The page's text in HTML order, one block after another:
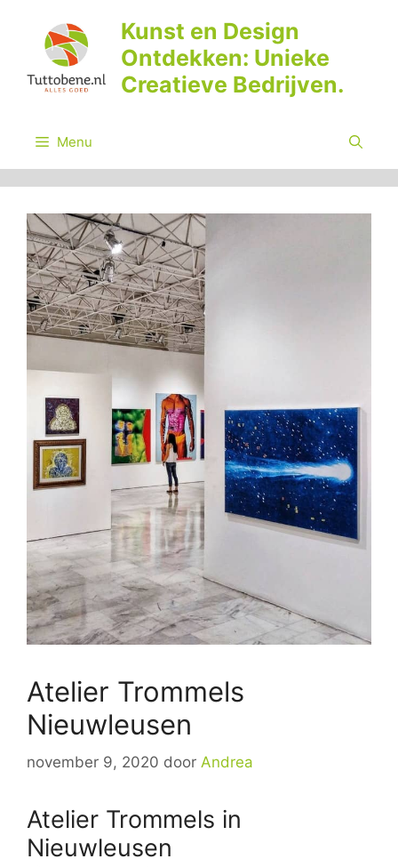
inhoud
Kunst en Design
Ontdekken: Unieke
Creatieve Bedrijven.
Menu
Atelier Trommels
Nieuwleusen
november 9, 2020 door Andrea
Atelier Trommels in
Nieuwleusen